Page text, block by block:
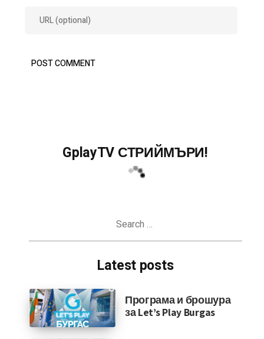
GplayTV СТРИЙМЪРИ!
Latest posts
Програма и брошура
за Let’s Play Burgas